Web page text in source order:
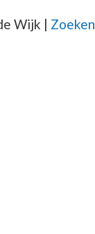
Wijk | Zoeken